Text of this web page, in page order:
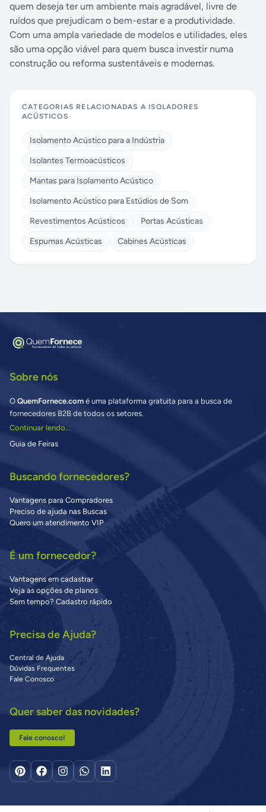
quem deseja ter um ambiente mais agradável, livre de
ruídos que prejudicam o bem-estar e a produtividade.
Com uma ampla variedade de modelos e utilidades, eles
são uma opção viável para quem busca investir numa
construção ou reforma sustentáveis e modernas.
CATEGORIAS RELACIONADAS A ISOLADORES
ACÚSTICOS
Isolamento Acústico para a Indústria
Isolantes Termoacústicos
Mantas para Isolamento Acústico
Isolamento Acústico para Estúdios de Som
Revestimentos Acústicos
Portas Acústicas
Espumas Acústicas
Cabines Acústicas
Sobre nós
O QuemFornece.com é uma plataforma gratuita para a busca de
fornecedores B2B de todos os setores.
Continuar lendo...
Guia de Feiras
Buscando fornecedores?
Vantagens para Compradores
Preciso de ajuda nas Buscas
Quero um atendimento VIP
É um fornecedor?
Vantagens em cadastrar
Veja as opções de planos
Sem tempo? Cadastro rápido
Precisa de Ajuda?
Central de Ajuda
Dúvidas Frequentes
Fale Conosco
Quer saber das novidades?
Fale conosco!